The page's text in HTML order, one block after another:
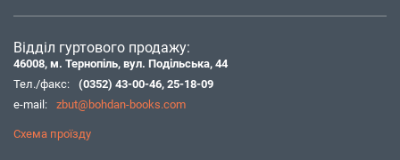
Відділ гуртового продажу:
46008, м. Тернопіль, вул. Подільська, 44
Тел./факс:
(0352) 43-00-46, 25-18-09
e-mail:
zbut@bohdan-books.com
Схема проїзду